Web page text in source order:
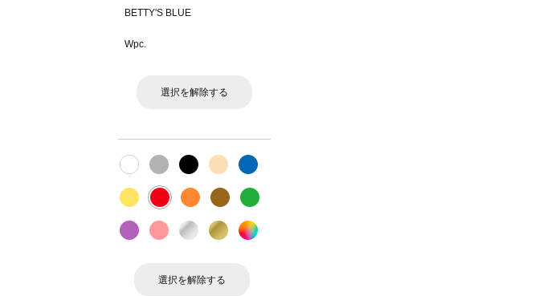
BETTY'S BLUE
Wpc.
選択を解除する
選択を解除する